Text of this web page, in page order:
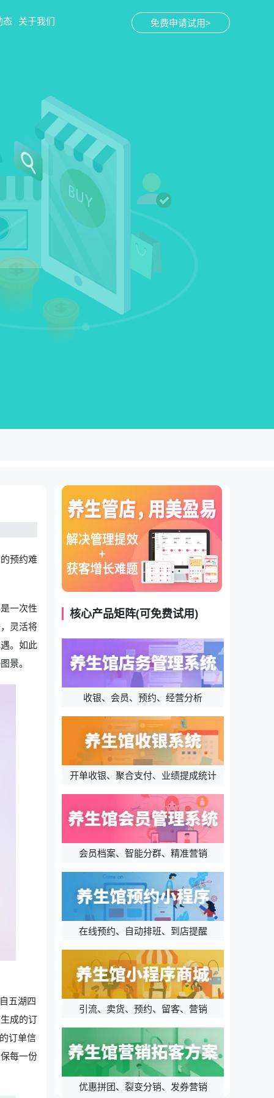
免费申请试用>
态 关于我们
预约难
一次性
灵活将
。如此
景。
五湖四
成的订
订单信
每一份
核心产品矩阵(可免费试用)
收银、会员、预约、经营分析
开单收银、聚合支付、业绩提成统计
会员档案、智能分群、精准营销
在线预约、自动排班、到店提醒
引流、卖货、预约、留客、营销
优惠拼团、裂变分销、发券营销